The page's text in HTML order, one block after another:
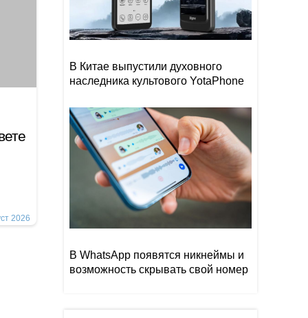
2026
В Китае выпустили духовного
наследника культового YotaPhone
В WhatsApp появятся никнеймы и
возможность скрывать свой номер